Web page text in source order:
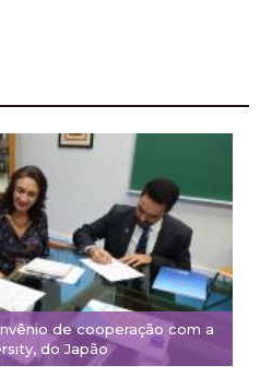
de cooperação com a
do Japão